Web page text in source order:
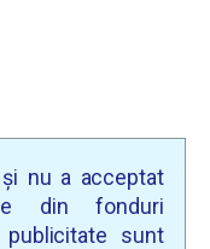
nu a acceptat
din fonduri
publicitate sunt